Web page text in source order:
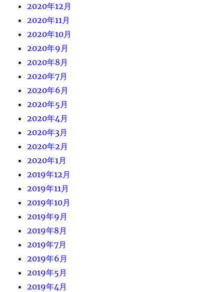
2020年12月
2020年11月
2020年10月
2020年9月
2020年8月
2020年7月
2020年6月
2020年5月
2020年4月
2020年3月
2020年2月
2020年1月
2019年12月
2019年11月
2019年10月
2019年9月
2019年8月
2019年7月
2019年6月
2019年5月
2019年4月